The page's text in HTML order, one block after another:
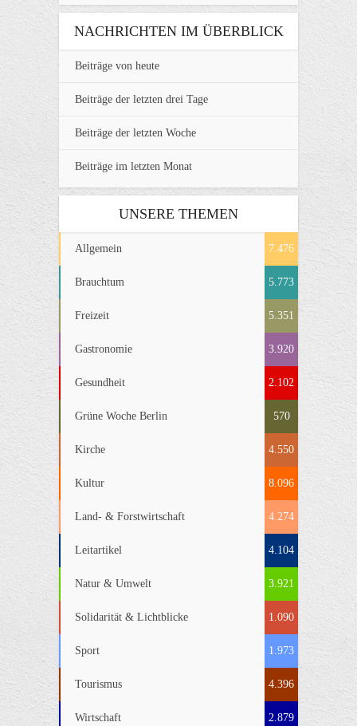
NACHRICHTEN IM ÜBERBLICK
Beiträge von heute
Beiträge der letzten drei Tage
Beiträge der letzten Woche
Beiträge im letzten Monat
UNSERE THEMEN
Allgemein 7.476
Brauchtum 5.773
Freizeit 5.351
Gastronomie 3.920
Gesundheit 2.102
Grüne Woche Berlin 570
Kirche 4.550
Kultur 8.096
Land- & Forstwirtschaft 4.274
Leitartikel 4.104
Natur & Umwelt 3.921
Solidarität & Lichtblicke 1.090
Sport 1.973
Tourismus 4.396
Wirtschaft 2.879